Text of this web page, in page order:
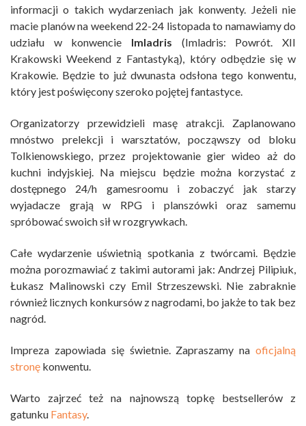
informacji o takich wydarzeniach jak konwenty. Jeżeli nie
macie planów na weekend 22-24 listopada to namawiamy do
udziału w konwencie Imladris (Imladris: Powrót. XII
Krakowski Weekend z Fantastyką), który odbędzie się w
Krakowie. Będzie to już dwunasta odsłona tego konwentu,
który jest poświęcony szeroko pojętej fantastyce.
Organizatorzy przewidzieli masę atrakcji. Zaplanowano
mnóstwo prelekcji i warsztatów, począwszy od bloku
Tolkienowskiego, przez projektowanie gier wideo aż do
kuchni indyjskiej. Na miejscu będzie można korzystać z
dostępnego 24/h gamesroomu i zobaczyć jak starzy
wyjadacze grają w RPG i planszówki oraz samemu
spróbować swoich sił w rozgrywkach.
Całe wydarzenie uświetnią spotkania z twórcami. Będzie
można porozmawiać z takimi autorami jak: Andrzej Pilipiuk,
Łukasz Malinowski czy Emil Strzeszewski. Nie zabraknie
również licznych konkursów z nagrodami, bo jakże to tak bez
nagród.
Impreza zapowiada się świetnie. Zapraszamy na oficjalną
stronę konwentu.
Warto zajrzeć też na najnowszą topkę bestsellerów z
gatunku Fantasy.